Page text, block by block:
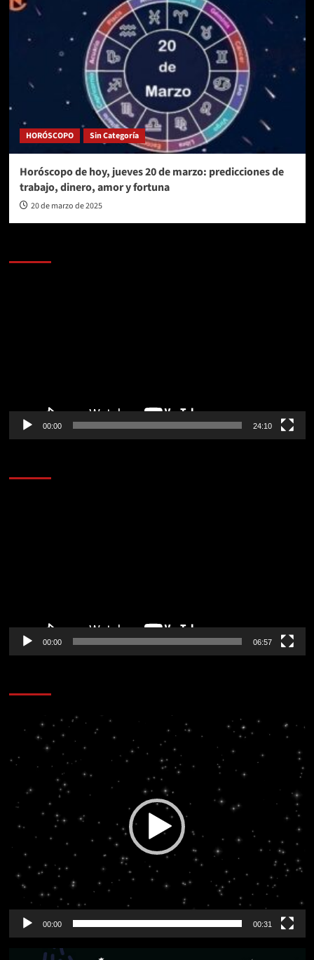
HORÓSCOPO Sin Categoría
Horóscopo de hoy, jueves 20 de marzo: predicciones de
trabajo, dinero, amor y fortuna
20 de marzo de 2025
00:00 24:10
00:00 06:57
Reproductor
vídeo
00:00 00:31